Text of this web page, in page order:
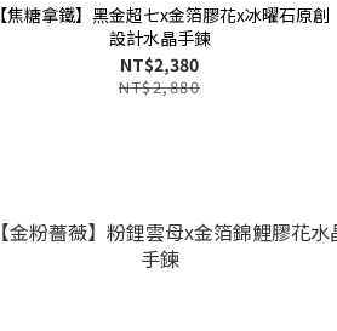
【焦糖拿鐵】黑金超七x金箔膠花x冰曜石原創
設計水晶手鍊
NT$2,380
NT$2,880